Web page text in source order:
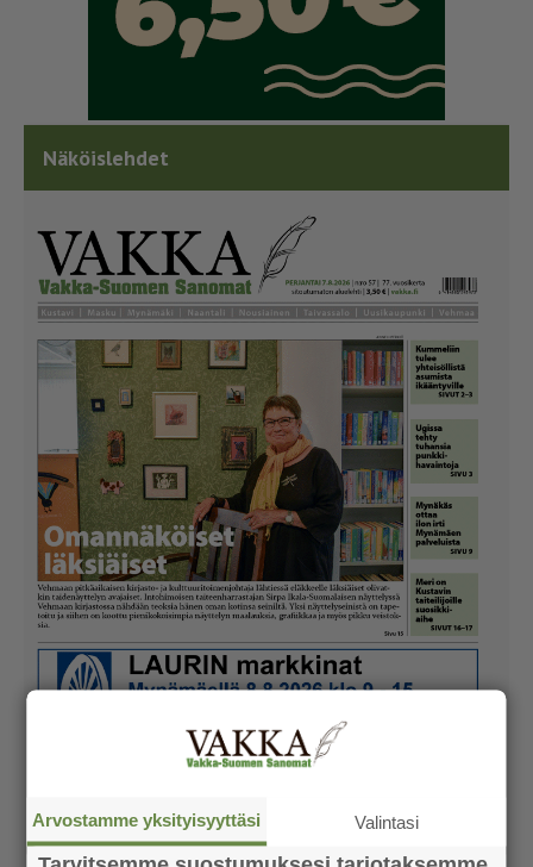
Näköislehdet
Arvostamme yksityisyyttäsi Valintasi